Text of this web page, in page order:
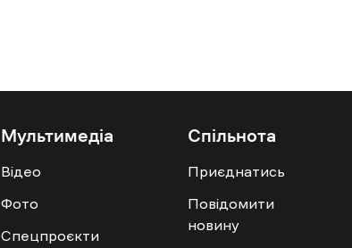
Мультимедіа
Відео
Фото
Спецпроєкти
Спільнота
Приєднатись
Повідомити
новину